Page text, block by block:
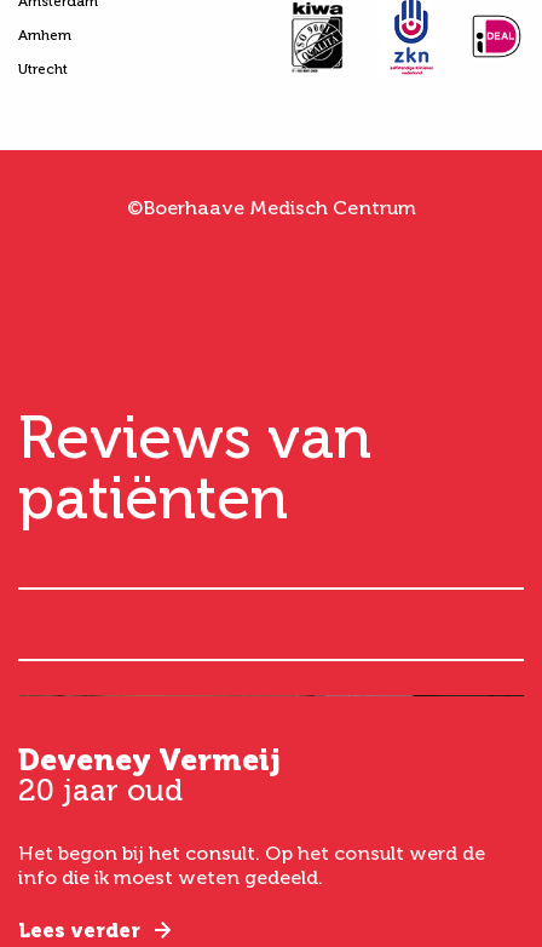
Arnhem
Utrecht
©Boerhaave Medisch Centrum
Reviews van
patiënten
Deveney Vermeij
20 jaar oud
Het begon bij het consult. Op het consult werd de
info die ik moest weten gedeeld.
Lees verder